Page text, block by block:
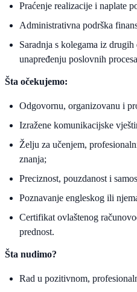
Praćenje realizacije i naplate
Administrativna podrška
Saradnja s kolegama iz
unapređenju poslovnih
Šta očekujemo:
Odgovornu, organizovanu i
Izražene komunikacijske
Želju za učenjem,
znanja;
Preciznost, pouzdanost i
Poznavanje engleskog ili
Certifikat ovlaštenog
prednost.
Šta nudimo?
Rad u pozitivnom,